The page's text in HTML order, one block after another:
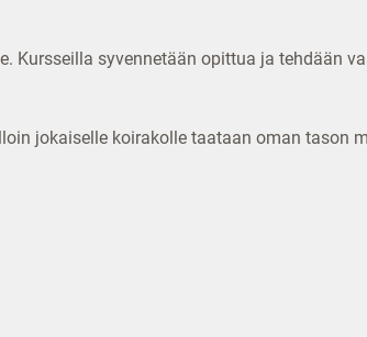
Kursseilla syvennetään opittua ja tehdään
jokaiselle koirakolle taataan oman tason